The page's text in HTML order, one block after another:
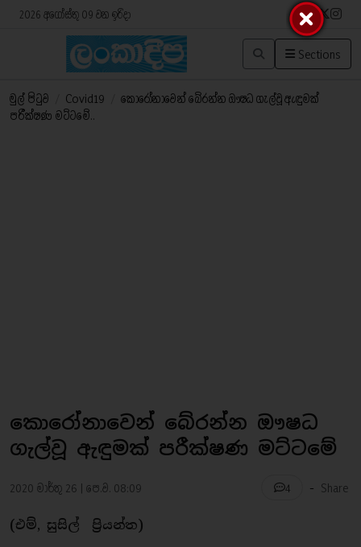
2026 අගෝස්තු 09 වන ඉරිදා
Sections
මුල් පිටුව Covid19
කොරෝනාවෙන් බේරන්න ඖෂධ ගැල්වූ ඇඳුමක්
පරීක්ෂණ මට්ටමේ..
කොරෝනාවෙන් බේරන්න ඖෂධ
ගැල්වූ ඇඳුමක් පරීක්ෂණ මට්ටමේ
2020 මාර්තු 26 | පෙ.ව. 08:09 4 - Share
(එම්, සුසිල් ප්‍රියන්ත)